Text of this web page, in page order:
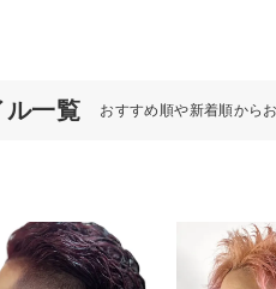
ル一覧 おすすめ順や新着順から